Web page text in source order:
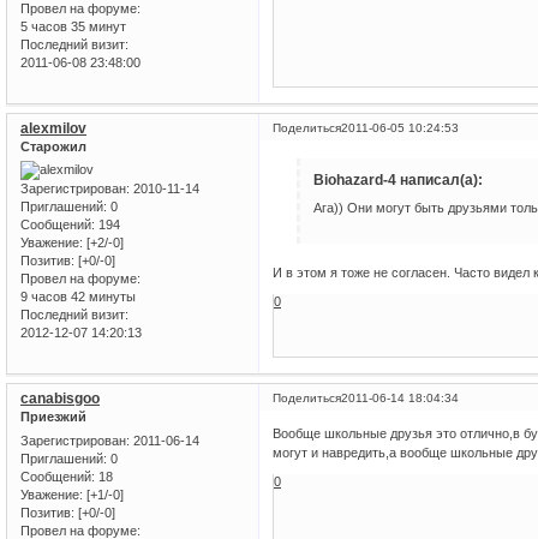
Провел на форуме:
5 часов 35 минут
Последний визит:
2011-06-08 23:48:00
Поделиться2011-06-05 10:24:53
alexmilov
Старожил
Зарегистрирован: 2010-11-14
Приглашений: 0
Сообщений: 194
Уважение: [+2/-0]
Позитив: [+0/-0]
Провел на форуме:
9 часов 42 минуты
Последний визит:
2012-12-07 14:20:13
Biohazard-4 написал(а):
Ага)) Они могут быть друзьями
И в этом я тоже не согласен. Часто видел
0
Поделиться2011-06-14 18:04:34
canabisgoo
Приезжий
Зарегистрирован: 2011-06-14
Приглашений: 0
Сообщений: 18
Уважение: [+1/-0]
Позитив: [+0/-0]
Провел на форуме:
Вообще школьные друзья это отлично,в
могут и навредить,а вообще школьные
0